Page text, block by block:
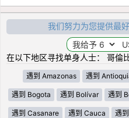
我们努力为您提供最
在以下地区寻找单身人士： 哥倫
遇到 Amazonas 遇到
遇到 Bogota 遇到 Bolívar 遇到
遇到 Casanare 遇到 Cauca 遇